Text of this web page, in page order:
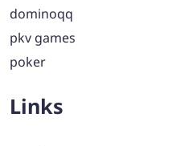
dominoqq
pkv games
poker
Links